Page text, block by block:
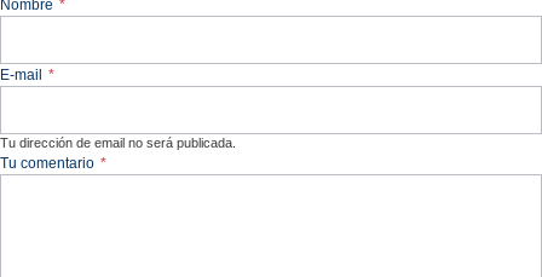
Nombre *
E-mail *
Tu dirección de email no será publicada.
Tu comentario *